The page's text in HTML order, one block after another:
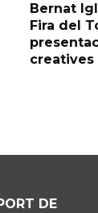
Bernat
Fira del
creatives
DE